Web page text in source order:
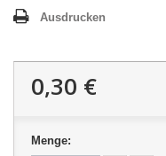
Ausdrucken
0,30 €
Menge: